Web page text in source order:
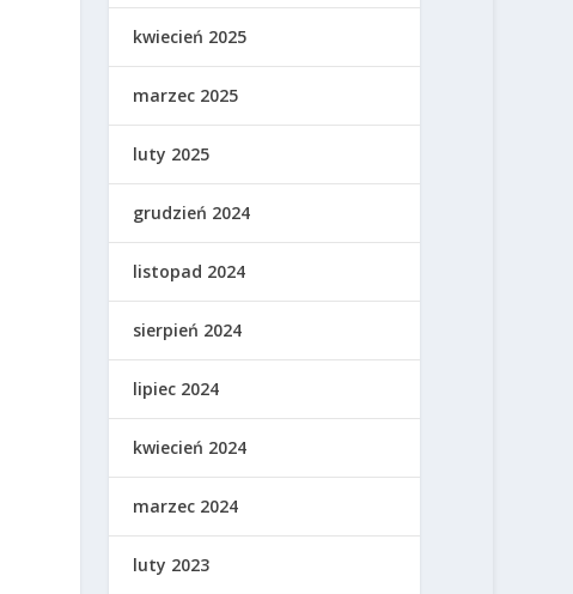
kwiecień 2025
marzec 2025
luty 2025
grudzień 2024
listopad 2024
sierpień 2024
lipiec 2024
kwiecień 2024
marzec 2024
luty 2023